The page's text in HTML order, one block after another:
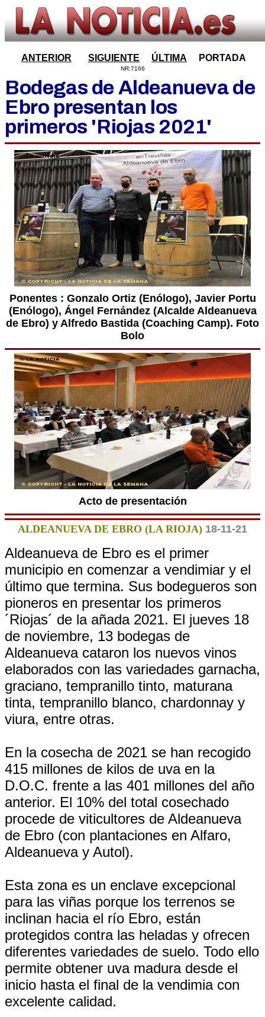
ANTERIOR SIGUIENTE ÚLTIMA PORTADA
NR:7166
Bodegas de Aldeanueva de
Ebro presentan los
primeros 'Riojas 2021'
Ponentes : Gonzalo Ortiz (Enólogo), Javier Portu
(Enólogo), Ángel Fernández (Alcalde Aldeanueva
de Ebro) y Alfredo Bastida (Coaching Camp). Foto
Bolo
Acto de presentación
ALDEANUEVA DE EBRO (LA RIOJA) 18-11-21
Aldeanueva de Ebro es el primer
municipio en comenzar a vendimiar y el
último que termina. Sus bodegueros son
pioneros en presentar los primeros
´Riojas´ de la añada 2021. El jueves 18
de noviembre, 13 bodegas de
Aldeanueva cataron los nuevos vinos
elaborados con las variedades garnacha,
graciano, tempranillo tinto, maturana
tinta, tempranillo blanco, chardonnay y
viura, entre otras.
En la cosecha de 2021 se han recogido
415 millones de kilos de uva en la
D.O.C. frente a las 401 millones del año
anterior. El 10% del total cosechado
procede de viticultores de Aldeanueva
de Ebro (con plantaciones en Alfaro,
Aldeanueva y Autol).
Esta zona es un enclave excepcional
para las viñas porque los terrenos se
inclinan hacia el río Ebro, están
protegidos contra las heladas y ofrecen
diferentes variedades de suelo. Todo ello
permite obtener uva madura desde el
inicio hasta el final de la vendimia con
excelente calidad.